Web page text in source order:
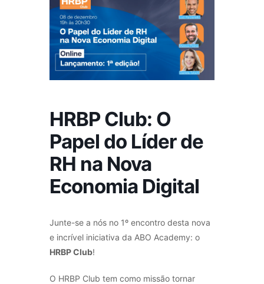
HRBP Club: O
Papel do Líder de
RH na Nova
Economia Digital
Junte-se a nós no 1º encontro desta nova
e incrível iniciativa da ABO Academy: o
HRBP Club!
O HRBP Club tem como missão tornar